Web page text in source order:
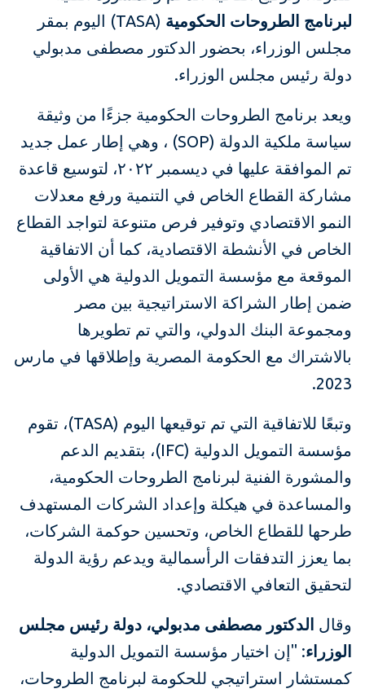
لبرنامج الطروحات الحكومية
(TASA) اليوم بمقر
مجلس الوزراء، بحضور الدكتور مصطفى مدبولي
دولة رئيس مجلس الوزراء.
ويعد برنامج الطروحات الحكومية جزءًا من وثيقة
سياسة ملكية الدولة (SOP) ، وهي إطار عمل جديد
تم الموافقة عليها في ديسمبر ٢٠٢٢، لتوسيع قاعدة
مشاركة القطاع الخاص في التنمية ورفع معدلات
النمو الاقتصادي وتوفير فرص متنوعة لتواجد القطاع
الخاص في الأنشطة الاقتصادية، كما أن الاتفاقية
الموقعة مع مؤسسة التمويل الدولية هي الأولى
ضمن إطار الشراكة الاستراتيجية بين مصر
ومجموعة البنك الدولي، والتي تم تطويرها
بالاشتراك مع الحكومة المصرية وإطلاقها في مارس
2023.
وتبعًا للاتفاقية التي تم توقيعها اليوم (TASA)، تقوم
مؤسسة التمويل الدولية (IFC)، بتقديم الدعم
والمشورة الفنية لبرنامج الطروحات الحكومية،
والمساعدة في هيكلة وإعداد الشركات المستهدف
طرحها للقطاع الخاص، وتحسين حوكمة الشركات،
بما يعزز التدفقات الرأسمالية ويدعم رؤية الدولة
لتحقيق التعافي الاقتصادي.
وقال الدكتور مصطفى مدبولي، دولة رئيس مجلس
الوزراء: "إن اختيار مؤسسة التمويل الدولية
كمستشار استراتيجي للحكومة لبرنامج الطروحات،